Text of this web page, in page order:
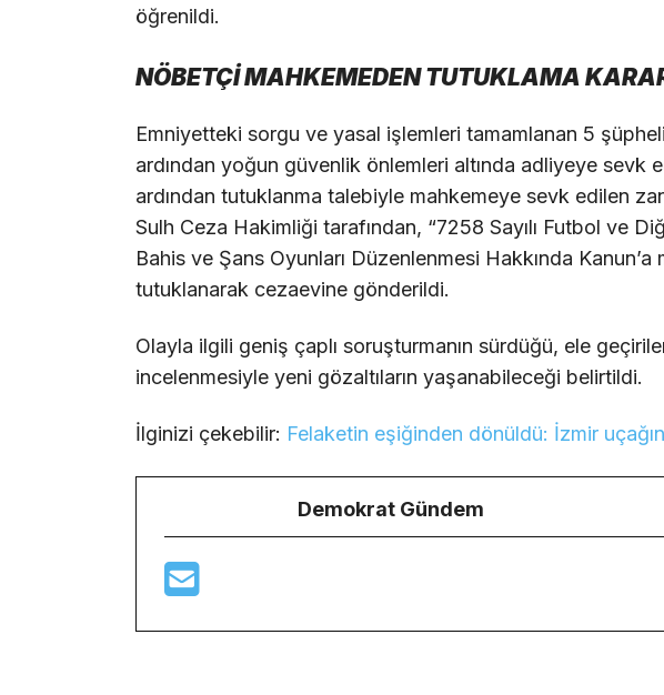
öğrenildi.
NÖBETÇİ MAHKEMEDEN TUTUKLAMA
Emniyetteki sorgu ve yasal işlemleri tamamlanan 5
ardından yoğun güvenlik önlemleri altında adliyeye sevk
ardından tutuklanma talebiyle mahkemeye sevk edilen
Sulh Ceza Hakimliği tarafından, “7258 Sayılı Futbol ve
Bahis ve Şans Oyunları Düzenlenmesi Hakkında Kanun’a
tutuklanarak cezaevine gönderildi.
Olayla ilgili geniş çaplı soruşturmanın sürdüğü, ele
incelenmesiyle yeni gözaltıların yaşanabileceği belirtildi.
İlginizi çekebilir: Felaketin eşiğinden dönüldü: İzmir
Demokrat Gündem